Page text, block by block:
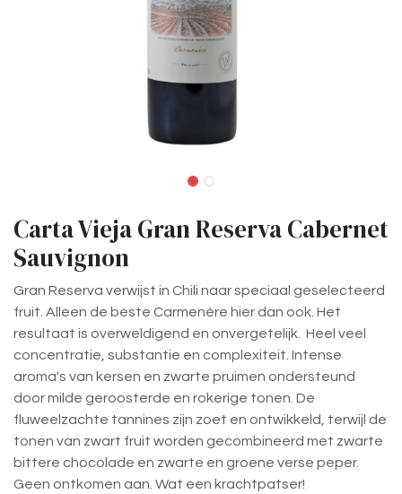
Carta Vieja Gran Reserva Cabernet
Sauvignon
Gran Reserva verwijst in Chili naar speciaal geselecteerd
fruit. Alleen de beste Carmenère hier dan ook. Het
resultaat is overweldigend en onvergetelijk. Heel veel
concentratie, substantie en complexiteit. Intense
aroma's van kersen en zwarte pruimen ondersteund
door milde geroosterde en rokerige tonen. De
fluweelzachte tannines zijn zoet en ontwikkeld, terwijl de
tonen van zwart fruit worden gecombineerd met zwarte
bittere chocolade en zwarte en groene verse peper.
Geen ontkomen aan. Wat een krachtpatser!